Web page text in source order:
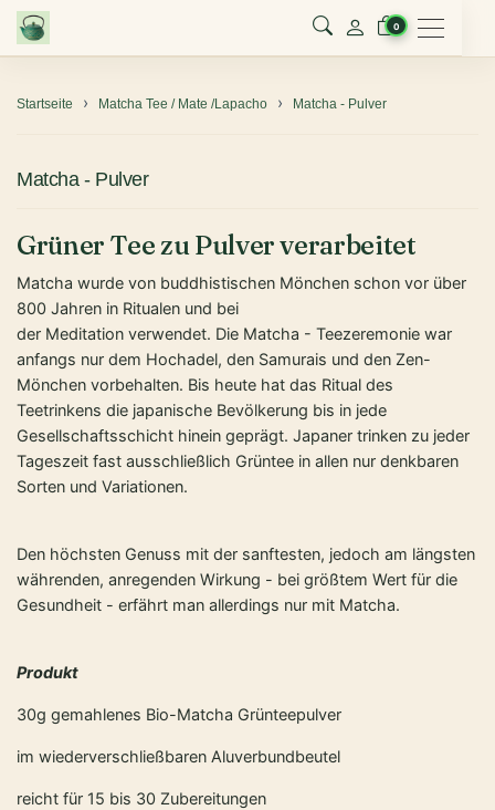
0 Menu
Startseite Matcha Tee / Mate /Lapacho Matcha - Pulver
Matcha - Pulver
Grüner Tee zu Pulver verarbeitet
Matcha wurde von buddhistischen Mönchen schon vor über
800 Jahren in Ritualen und bei
der Meditation verwendet. Die Matcha - Teezeremonie war
anfangs nur dem Hochadel, den Samurais und den Zen-
Mönchen vorbehalten. Bis heute hat das Ritual des
Teetrinkens die japanische Bevölkerung bis in jede
Gesellschaftsschicht hinein geprägt. Japaner trinken zu jeder
Tageszeit fast ausschließlich Grüntee in allen nur denkbaren
Sorten und Variationen.
Den höchsten Genuss mit der sanftesten, jedoch am längsten
währenden, anregenden Wirkung - bei größtem Wert für die
Gesundheit - erfährt man allerdings nur mit Matcha.
Produkt
30g gemahlenes Bio-Matcha Grünteepulver
im wiederverschließbaren Aluverbundbeutel
reicht für 15 bis 30 Zubereitungen